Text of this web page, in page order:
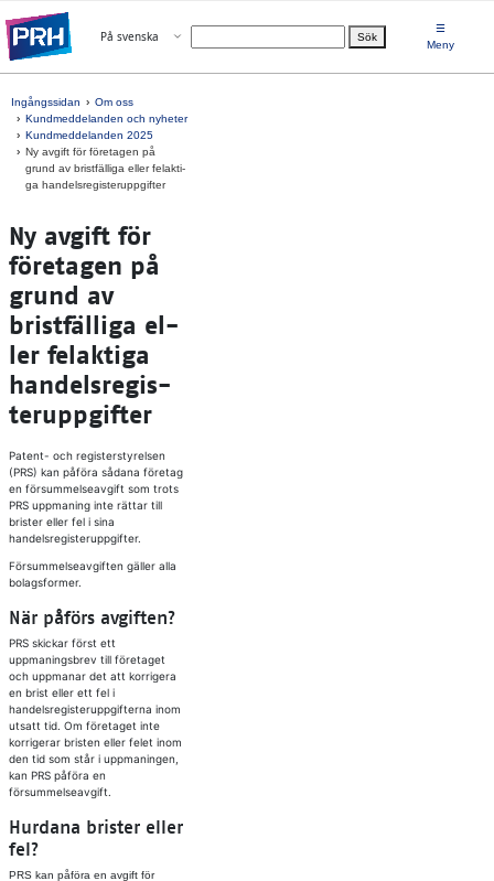
Välj språk
På svenska Öppna menyn Sök
☰
Meny
Ingångssidan
Om oss
Kundmeddelanden och nyheter
Kundmeddelanden 2025
Ny av­gift för fö­re­ta­gen på
grund av bristfäl­li­ga el­ler fe­lak­ti­
ga han­dels­re­gis­te­rupp­gif­ter
Ny av­gift för
fö­re­ta­gen på
grund av
bristfäl­li­ga el­
ler fe­lak­ti­ga
han­dels­re­gis­
te­rupp­gif­ter
Patent- och registerstyrelsen
(PRS) kan påföra sådana företag
en försummelseavgift som trots
PRS uppmaning inte rättar till
brister eller fel i sina
handelsregisteruppgifter.
Försummelseavgiften gäller alla
bolagsformer.
När påförs avgiften?
PRS skickar först ett
uppmaningsbrev till företaget
och uppmanar det att korrigera
en brist eller ett fel i
handelsregisteruppgifterna inom
utsatt tid. Om företaget inte
korrigerar bristen eller felet inom
den tid som står i uppmaningen,
kan PRS påföra en
försummelseavgift.
Hurdana brister eller
fel?
PRS kan påföra en avgift för